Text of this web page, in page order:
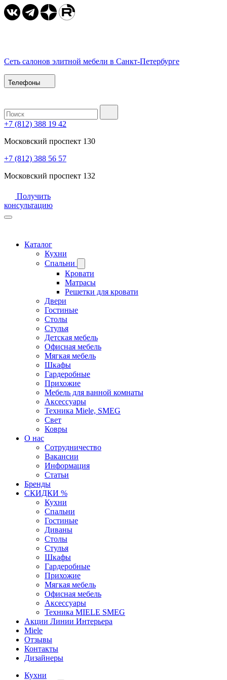
Сеть салонов элитной мебели в Санкт-Петербурге
Телефоны
+7 (812) 388 19 42
Московский проспект 130
+7 (812) 388 56 57
Московский проспект 132
Получить
консультацию
Каталог
Кухни
Спальни
Кровати
Матрасы
Решетки для кровати
Двери
Гостиные
Столы
Стулья
Детская мебель
Офисная мебель
Мягкая мебель
Шкафы
Гардеробные
Прихожие
Мебель для ванной комнаты
Аксессуары
Техника Miele, SMEG
Свет
Ковры
О нас
Сотрудничество
Вакансии
Информация
Статьи
Бренды
СКИДКИ %
Кухни
Спальни
Гостиные
Диваны
Столы
Стулья
Шкафы
Гардеробные
Прихожие
Мягкая мебель
Офисная мебель
Аксессуары
Техника MIELE SMEG
Акции Линии Интерьера
Miele
Отзывы
Контакты
Дизайнеры
Кухни